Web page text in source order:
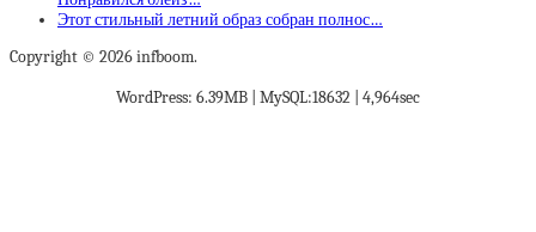
Этот стильный летний образ собран полнос…
Copyright © 2026 infboom.
WordPress: 6.39MB | MySQL:18632 | 4,964sec